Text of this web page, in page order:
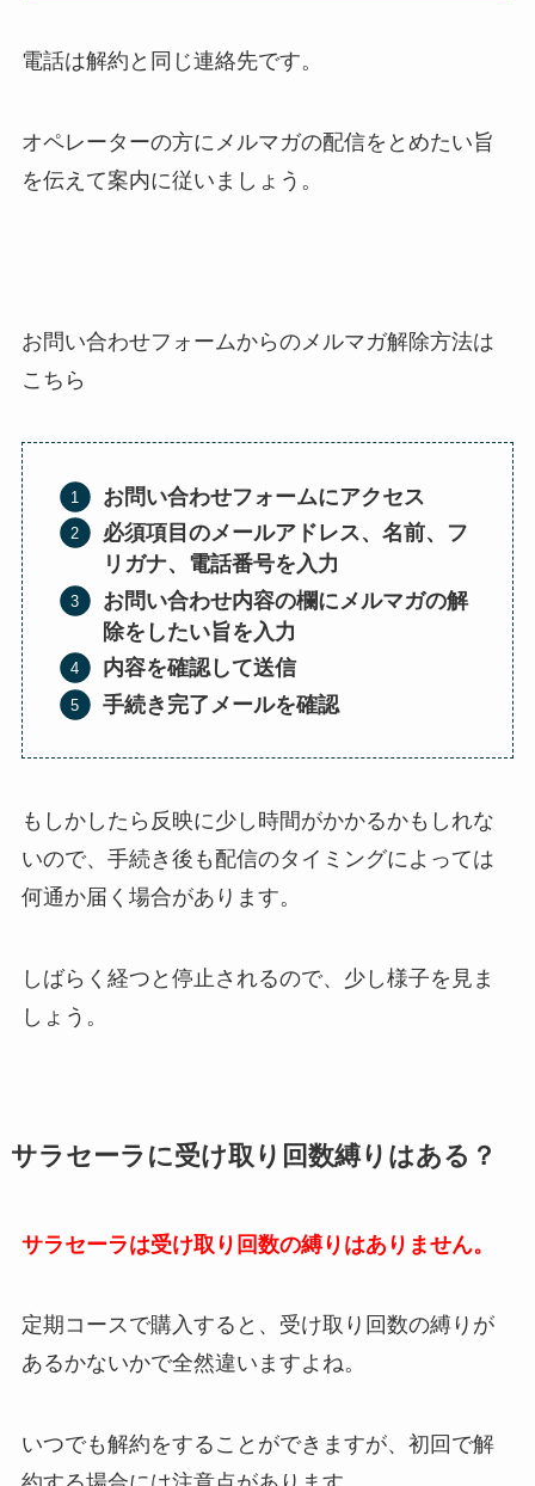
電話は解約と同じ連絡先です。
オペレーターの方にメルマガの配信をとめたい旨
を伝えて案内に従いましょう。
お問い合わせフォームからのメルマガ解除方法は
こちら
お問い合わせフォームにアクセス
必須項目のメールアドレス、名前、フ
リガナ、電話番号を入力
お問い合わせ内容の欄にメルマガの解
除をしたい旨を入力
内容を確認して送信
手続き完了メールを確認
もしかしたら反映に少し時間がかかるかもしれな
いので、手続き後も配信のタイミングによっては
何通か届く場合があります。
しばらく経つと停止されるので、少し様子を見ま
しょう。
サラセーラに受け取り回数縛りはある？
サラセーラは受け取り回数の縛りはありません。
定期コースで購入すると、受け取り回数の縛りが
あるかないかで全然違いますよね。
いつでも解約をすることができますが、初回で解